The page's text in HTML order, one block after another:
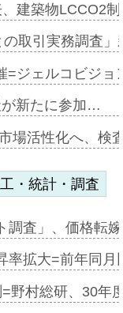
建築物LCCO2
取引実務調査
=ジェルコビジ
が新たに参加…
場活性化へ、検
・統計・調査
調査」、価格転
率拡大=前年同
野村総研、30年